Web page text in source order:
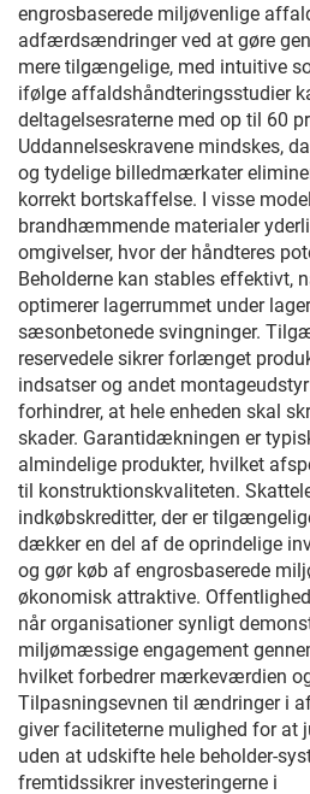
engrosbaserede miljøvenlige
adfærdsændringer ved at gøre
mere tilgængelige, med intuitive
ifølge affaldshåndteringsstudier
deltagelsesraterne med op til 60
Uddannelseskravene mindskes,
og tydelige billedmærkater
korrekt bortskaffelse. I visse
brandhæmmende materialer
omgivelser, hvor der håndteres
Beholderne kan stables effektivt,
optimerer lagerrummet under
sæsonbetonede svingninger.
reservedele sikrer forlænget
indsatser og andet
forhindrer, at hele enheden skal
skader. Garantidækningen er
almindelige produkter, hvilket
til konstruktionskvaliteten.
indkøbskreditter, der er
dækker en del af de oprindelige
og gør køb af engrosbaserede
økonomisk attraktive.
når organisationer synligt
miljømæssige engagement
hvilket forbedrer mærkeværdien
Tilpasningsevnen til ændringer i
giver faciliteterne mulighed for at
uden at udskifte hele beholder-
fremtidssikrer investeringerne i